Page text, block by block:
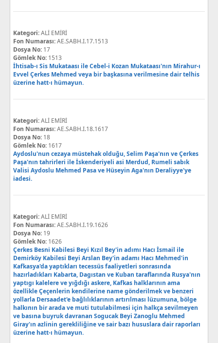
Kategori:ALİ EMİRİ
Fon Numarası:AE.SABH.I.17.1513
Dosya No: 17
Gömlek No: 1513
İhtisab-ı Sis Mukataası ile Cebel-i Kozan Mukataası'nın Mirahur-ı
Evvel Çerkes Mehmed veya bir başkasına verilmesine dair telhis
üzerine hatt-ı hümayun.
Kategori:ALİ EMİRİ
Fon Numarası:AE.SABH.I.18.1617
Dosya No: 18
Gömlek No: 1617
Aydoslu'nun cezaya müstehak olduğu, Selim Paşa'nın ve Çerkes
Paşa'nın tahrirleri ile İskenderiyeli asi Merdud, Rumeli sabık
Valisi Aydoslu Mehmed Pasa ve Hüseyin Aga'nın Deraliyye'ye
iadesi.
Kategori:ALİ EMİRİ
Fon Numarası:AE.SABH.I.19.1626
Dosya No: 19
Gömlek No: 1626
Çerkes Besni Kabilesi Beyi Kızıl Bey'in adımı Hacı İsmail ile
Demirköy Kabilesi Beyi Arslan Bey'in adamı Hacı Mehmed'in
Kafkasya'da yaptıkları tecessüs faaliyetleri sonrasında
hazırladıkları Kabarta, Dagıstan ve Kuban taraflarında Rusya'nın
yaptıgı kalelere ve yığdığı askere, Kafkas halklarının ama
özellikle Çeçenlerin kendilerine name gönderilmek ve benzeri
yollarla Dersaadet'e bağlılıklarının artırılması lüzumuna, bölge
halkının bir arada ve muti tutulabilmesi için halkça sevilmeyen
ve basına buyruk davranan Sogucak Beyi Zanoglu Mehmed
Giray'ın azlinin gerekliliğine ve sair bazı hususlara dair raporları
üzerine hatt-ı hümayun.